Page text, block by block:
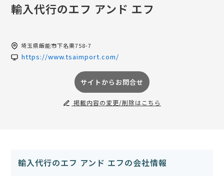
輸入代行のエフ アンド エフ
埼玉県飯能市下名栗758-7
https://www.tsaimport.com/
サイトからお問合せ
掲載内容の変更/削除はこちら
輸入代行のエフ アンド エフの会社情報